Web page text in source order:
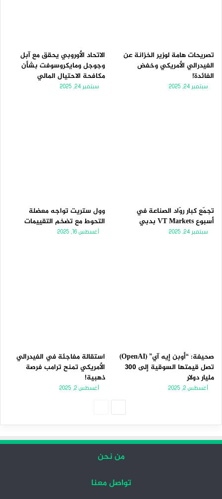
تصريحات هامة لوزير الخزانة عن
الفيدرالي الأمريكي وخفض
الفائدة!
سبتمبر 24, 2025
الاتحاد الأوروبي يحقق مع آبل
وجوجل ومايكروسوفت بشأن
مكافحة الاحتيال المالي
سبتمبر 24, 2025
تجمّع كبار روّاد الصناعة في
أسبوع VT Markets بدبي
سبتمبر 24, 2025
وول ستريت تواجه معضلة
التحوط مع تضخم التقييمات
أغسطس 16, 2025
صحيفة: “أوبن إيه آي” (OpenAI)
تصل قيمتها السوقية إلى 300
مليار دولار
أغسطس 2, 2025
استقالة مفاجئة في الفيدرالي
الأمريكي تمنح ترامب فرصة
ذهبية!
أغسطس 2, 2025
من نحن
تواصل معنا